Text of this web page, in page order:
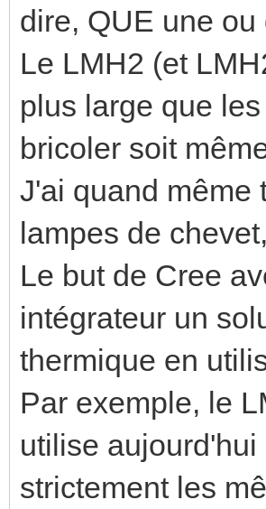
dire, QUE une
Le LMH2 (et
plus large que
bricoler soit
J'ai quand même
lampes de
Le but de Cree
intégrateur un
thermique en
Par exemple, le
utilise
strictement les